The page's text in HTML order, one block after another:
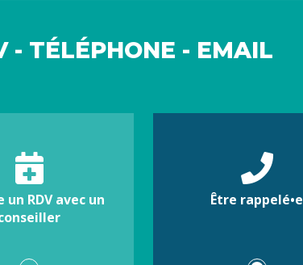
- TÉLÉPHONE - EMAIL
un RDV avec un
Être rappelé•e